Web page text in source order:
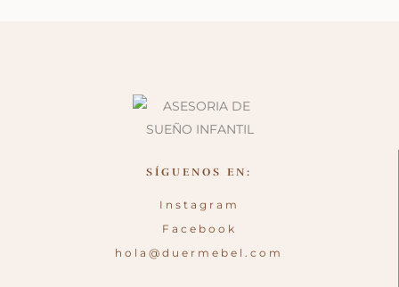
SÍGUENOS EN:
Instagram
Facebook
hola@duermebel.com